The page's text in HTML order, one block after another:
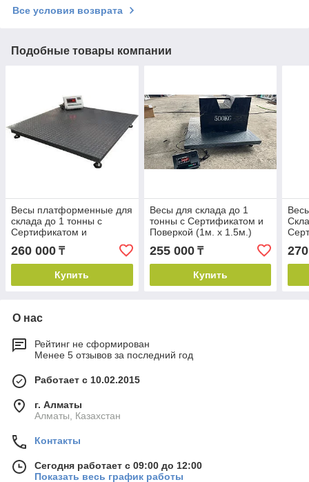
Все условия возврата
Подобные товары компании
Весы платформенные для
склада до 1 тонны с
Сертификатом и
Поверкой (1.2м. х 1.5 м.)
260 000 ₸
Купить
Весы для склада до 1
тонны с Сертификатом и
Поверкой (1м. х 1.5м.)
255 000₸
Купить
О нас
Рейтинг не сформирован
Менее 5 отзывов за последний год
Работает с 10.02.2015
г. Алматы
Алматы, Казахстан
Контакты
Сегодня работает с 09:00 до 12:00
Показать весь график работы